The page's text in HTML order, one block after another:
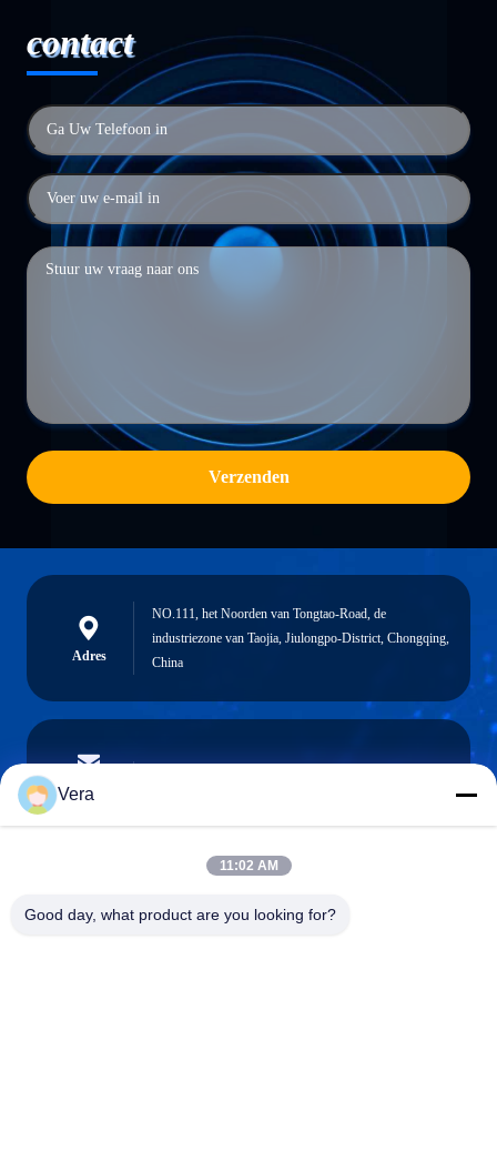
contact
Verzenden
Adres
NO.111, het Noorden van Tongtao-Road, de
industriezone van Taojia, Jiulongpo-District, Chongqing,
China
E-mail
Telefoon
Vera
11:02 AM
Good day, what product are you looking for?